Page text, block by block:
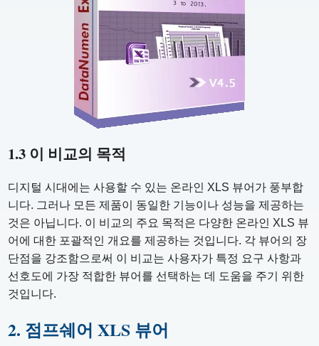
1.3 이 비교의 목적
디지털 시대에는 사용할 수 있는 온라인 XLS 뷰어가 풍부합
니다. 그러나 모든 제품이 동일한 기능이나 성능을 제공하는
것은 아닙니다. 이 비교의 주요 목적은 다양한 온라인 XLS 뷰
어에 대한 포괄적인 개요를 제공하는 것입니다. 각 뷰어의 장
단점을 강조함으로써 이 비교는 사용자가 특정 요구 사항과
선호도에 가장 적합한 뷰어를 선택하는 데 도움을 주기 위한
것입니다.
2. 점프쉐어 XLS 뷰어